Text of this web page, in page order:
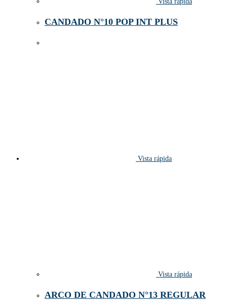
CANDADO N°10 POP INT PLUS
Vista rápida
Vista rápida
ARCO DE CANDADO N°13 REGULAR